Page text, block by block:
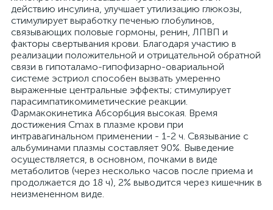
действию инсулина, улучшает утилизацию глюкозы,
стимулирует выработку печенью глобулинов,
связывающих половые гормоны, ренин, ЛПВП и
факторы свертывания крови. Благодаря участию в
реализации положительной и отрицательной обратной
связи в гипоталамо-гипофизарно-овариальной
системе эстриол способен вызвать умеренно
выраженные центральные эффекты; стимулирует
парасимпатикомиметические реакции.
Фармакокинетика Абсорбция высокая. Время
достижения Cmax в плазме крови при
интравагинальном применении - 1-2 ч. Связывание с
альбуминами плазмы составляет 90%. Выведение
осуществляется, в основном, почками в виде
метаболитов (через несколько часов после приема и
продолжается до 18 ч), 2% выводится через кишечник в
неизмененном виде.